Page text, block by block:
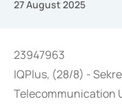
27 August 2025
23947963
IQPlus, (28/8) -
Telecommunication